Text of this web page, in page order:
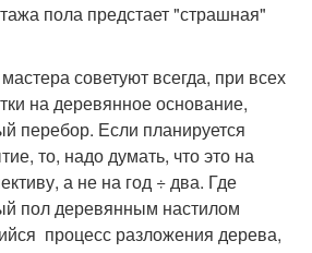
пола предстает "страшная"
советуют всегда, при всех
на деревянное основание,
перебор. Если планируется
то, надо думать, что это на
а не на год ÷ два. Где
пол деревянным настилом
процесс разложения дерева,